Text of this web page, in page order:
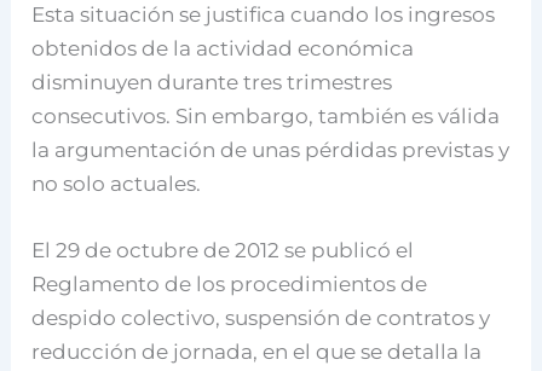
Esta situación se justifica cuando los ingresos
obtenidos de la actividad económica
disminuyen durante tres trimestres
consecutivos. Sin embargo, también es válida
la argumentación de unas pérdidas previstas y
no solo actuales.
El 29 de octubre de 2012 se publicó el
Reglamento de los procedimientos de
despido colectivo, suspensión de contratos y
reducción de jornada, en el que se detalla la